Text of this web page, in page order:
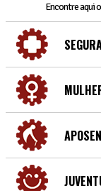
Encontre aqui